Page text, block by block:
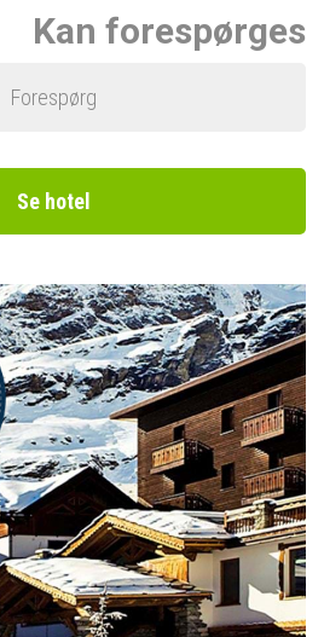
Kan forespørges
Forespørg
Se hotel